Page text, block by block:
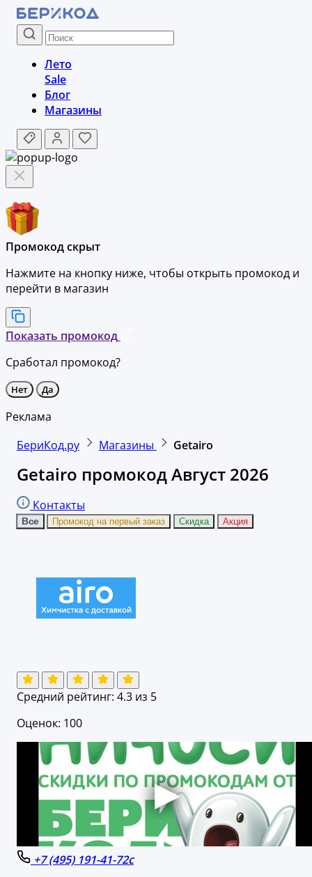
Лето
Sale
Блог
Магазины
Промокод скрыт
Нажмите на кнопку ниже, чтобы открыть промокод и
перейти в магазин
Показать промокод
Сработал промокод?
Нет Да
Реклама
БериКод.ру
Магазины Getairo
Getairo промокод Август 2026
Контакты
Все Промокод на первый заказ Скидка Акция
Средний рейтинг: 4.3 из 5
Оценок: 100
+7 (495) 191-41-72с